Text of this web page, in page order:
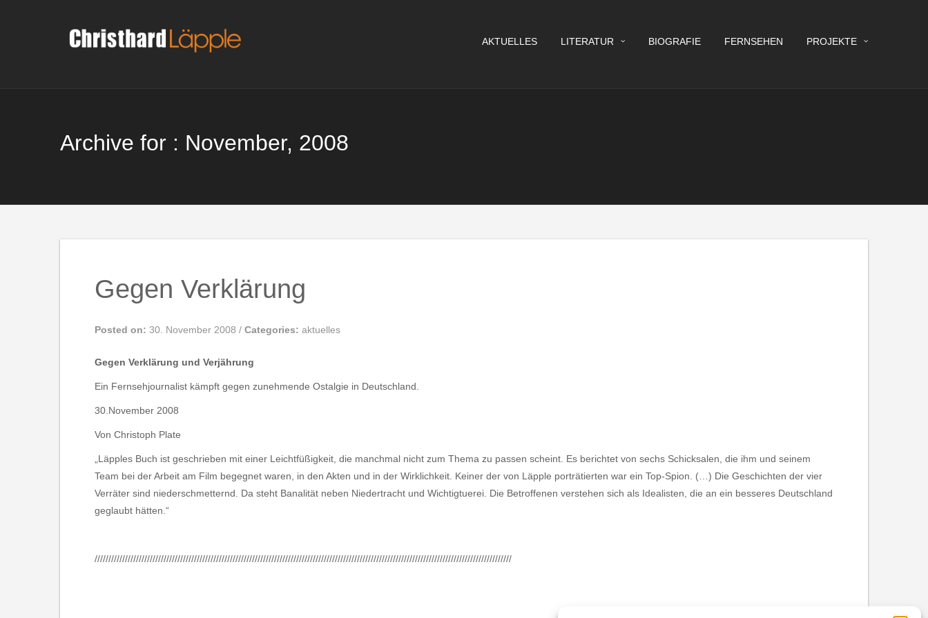
AKTUELLES LITERATUR BIOGRAFIE FERNSEHEN PROJEKTE
Archive for : November, 2008
Gegen Verklärung
Posted on: 30. November 2008 / Categories: aktuelles
Gegen Verklärung und Verjährung
Ein Fernsehjournalist kämpft gegen zunehmende Ostalgie in Deutschland.
30.November 2008
Von Christoph Plate
„Läpples Buch ist geschrieben mit einer Leichtfüßigkeit, die manchmal nicht zum Thema zu passen scheint. Es berichtet von sechs Schicksalen, die ihm und seinem
Team bei der Arbeit am Film begegnet waren, in den Akten und in der Wirklichkeit. Keiner der von Läpple porträtierten war ein Top-Spion. (…) Die Geschichten der vier
Verräter sind niederschmetternd. Da steht Banalität neben Niedertracht und Wichtigtuerei. Die Betroffenen verstehen sich als Idealisten, die an ein besseres Deutschland
geglaubt hätten.“
///////////////////////////////////////////////////////////////////////////////////////////////////////////////////////////////////////////////////////